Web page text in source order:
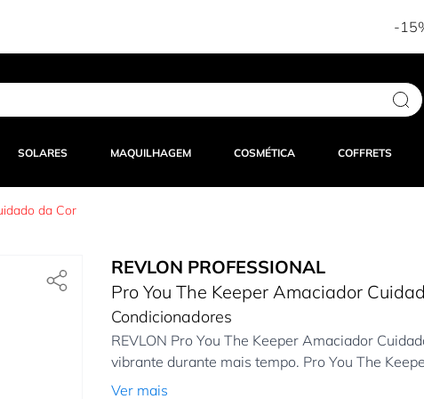
ENTRAR!
SOLARES MAQUILHAGEM COSMÉTICA COFFRETS
da Cor
REVLON PROFESSIONAL
Pro You The Keeper Amaciador
Condicionadores
REVLON Pro You The Keeper Amaciador
vibrante durante mais tempo. Pro You The
Ver mais